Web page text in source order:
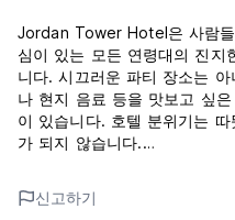
Jordan Tower Hotel은 사람
심이 있는 모든 연령대의 진지
니다. 시끄러운 파티 장소는
나 현지 음료 등을 맛보고 싶
이 있습니다. 호텔 분위기는
가 되지 않습니다.
요금에는 서비스 수수료 및 세
신고하기